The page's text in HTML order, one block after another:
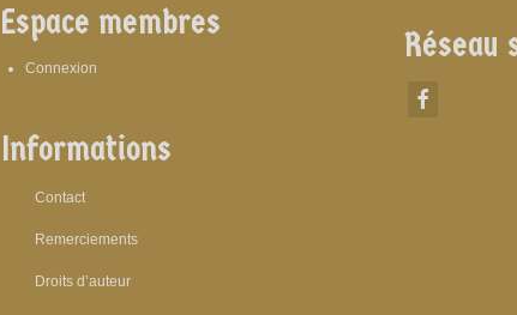
Espace membres
Connexion
Informations
Contact
Remerciements
Droits d’auteur
Réseau